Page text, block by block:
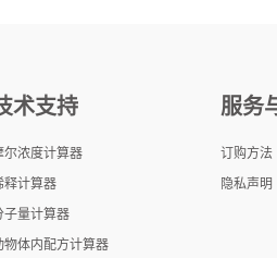
术支持
尔浓度计算器
释计算器
子量计算器
物体内配方计算器
服务
订购方法
隐私声明